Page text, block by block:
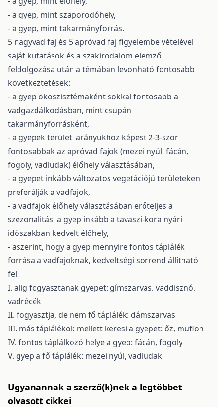
- a gyep, mint szaporodóhely,
- a gyep, mint takarmányforrás.
5 nagyvad faj és 5 apróvad faj figyelembe vételével
saját kutatások és a szakirodalom elemző
feldolgozása után a témában levonható fontosabb
következtetések:
- a gyep ökoszisztémaként sokkal fontosabb a
vadgazdálkodásban, mint csupán
takarmányforrásként,
- a gyepek területi arányukhoz képest 2-3-szor
fontosabbak az apróvad fajok (mezei nyúl, fácán,
fogoly, vadludak) élőhely választásában,
- a gyepet inkább változatos vegetációjú területeken
preferálják a vadfajok,
- a vadfajok élőhely választásában erőteljes a
szezonalitás, a gyep inkább a tavaszi-kora nyári
időszakban kedvelt élőhely,
- aszerint, hogy a gyep mennyire fontos táplálék
forrása a vadfajoknak, kedveltségi sorrend állítható
fel:
I. alig fogyasztanak gyepet: gímszarvas, vaddisznó,
vadrécék
II. fogyasztja, de nem fő táplálék: dámszarvas
III. más táplálékok mellett keresi a gyepet: őz, muflon
IV. fontos táplálkozó helye a gyep: fácán, fogoly
V. gyep a fő táplálék: mezei nyúl, vadludak
Ugyanannak a szerző(k)nek a legtöbbet
olvasott cikkei